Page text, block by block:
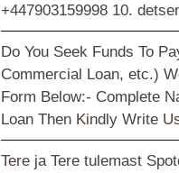
+447903159998 10.
Do You Seek Funds To
Commercial Loan, etc.)
Form Below:- Complete
Loan Then Kindly Write
Tere ja Tere tulemast